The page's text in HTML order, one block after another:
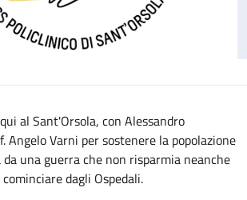
al Sant'Orsola, con Alessandro
Angelo Varni per sostenere la popolazione
una guerra che non risparmia neanche
dagli Ospedali.